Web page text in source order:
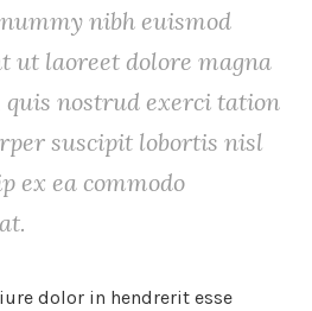
nibh euismod
ut laoreet dolore magna
quis nostrud exerci tation
suscipit lobortis nisl
ex ea commodo
dolor in hendrerit esse